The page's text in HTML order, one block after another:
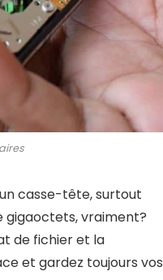
casse-tête, surtout
gigaoctets, vraiment?
de fichier et la
et gardez toujours vos